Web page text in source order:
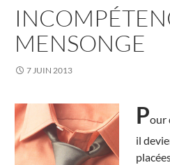
MENSONGE
7 JUIN 2013
Pour
il